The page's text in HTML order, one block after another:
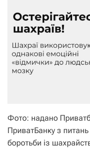
Фото: надано
ПриватБанку з
боротьби із